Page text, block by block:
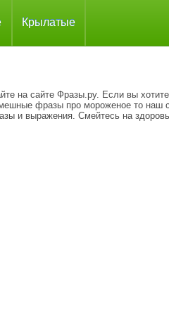
Крылатые
на сайте Фразы.ру. Если вы хотите
фразы про мороженое то наш
и выражения. Смейтесь на